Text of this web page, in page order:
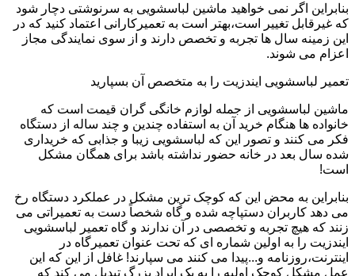
بنابراین اگر نمی خواهید ماشین لباسشویی به سرنوشتی دچار شود
که غیرقابل تغییر است،بهتر است به تعمیرکارانی اعتماد کنید که در
این زمینه سال ها تجربه و تخصص دارند و از سوی نمایندگی مجاز
اعزام می شوند.
تعمیر لباسشویی ایندزیت را به متخصص آن بسپارید
ماشین لباسشویی از جمله لوازم خانگی گران قیمت است که
خانواده ها هنگام خرید آن به استفاده چندین و چند ساله از دستگاه
فکر می کنند و تصور این که لباسشویی زیبا و جذابی که خریداری
شده سال بعد در خانه حضور نداشته باشد برای همگان مشکل
است!
بنابراین به محض این که کوچک ترین مشکل در عملکرد دستگاه رخ
می دهد کاربران دستپاچه شده و گاه شخصاً دست به تعمیراتی می
زنند که هیچ تجربه و تخصصی در آن ندارند و گاه تعمیر لباسشویی
ایندزیت را به اولین شماره ای که تحت عنوان تعمیرگاه در
اینترنت،روزنامه و...پیدا می کنند می سپارند! غافل از این که این
عمل مشکل کوچک اولیه را به یک ایراد بزرگ تبدیل می کند که